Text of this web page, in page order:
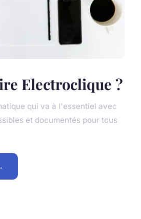
Electroclique ?
qui va à l'essentiel avec
et documentés pour tous